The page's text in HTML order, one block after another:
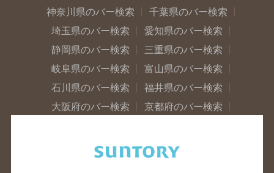
神奈川県のバー検索
千葉県のバー検索
埼玉県のバー検索
愛知県のバー検索
静岡県のバー検索
三重県のバー検索
岐阜県のバー検索
富山県のバー検索
石川県のバー検索
福井県のバー検索
大阪府のバー検索
京都府のバー検索
滋賀県のバー検索
和歌山県のバー検索